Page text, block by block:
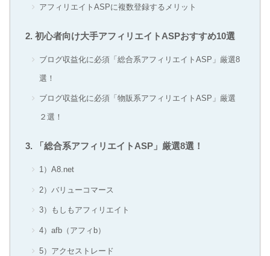
アフィリエイトASPに複数登録するメリット
初心者向け大手アフィリエイトASPおすすめ10選
ブログ収益化に必須「総合系アフィリエイトASP」厳選8
選！
ブログ収益化に必須「物販系アフィリエイトASP」厳選
２選！
「総合系アフィリエイトASP」厳選8選！
1）A8.net
2）バリューコマース
3）もしもアフィリエイト
4）afb（アフィb）
5）アクセストレード